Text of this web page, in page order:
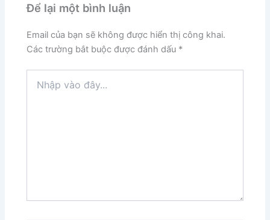
Để lại một bình luận
Email của bạn sẽ không được hiển thị công khai.
Các trường bắt buộc được đánh dấu *
vào